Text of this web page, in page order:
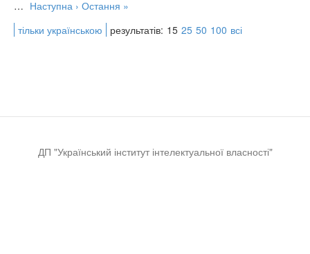
… Наступна › Остання »
тільки українською
результатів: 15 25 50 100 всі
ДП "Український інститут інтелектуальної власності"